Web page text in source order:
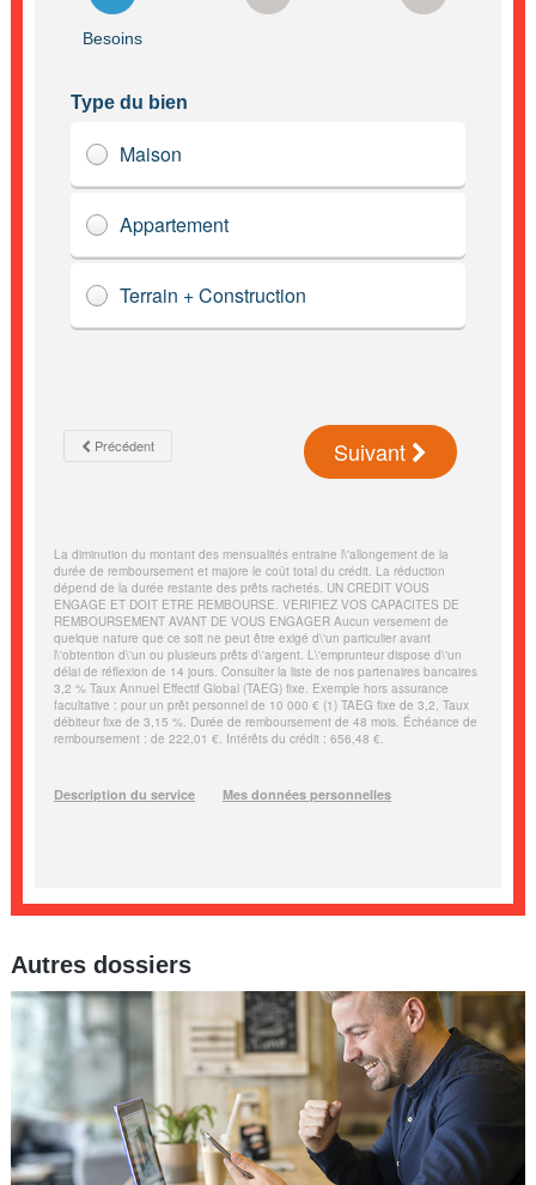
Autres dossiers